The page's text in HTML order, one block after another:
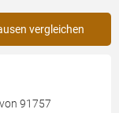
vergleichen
91757